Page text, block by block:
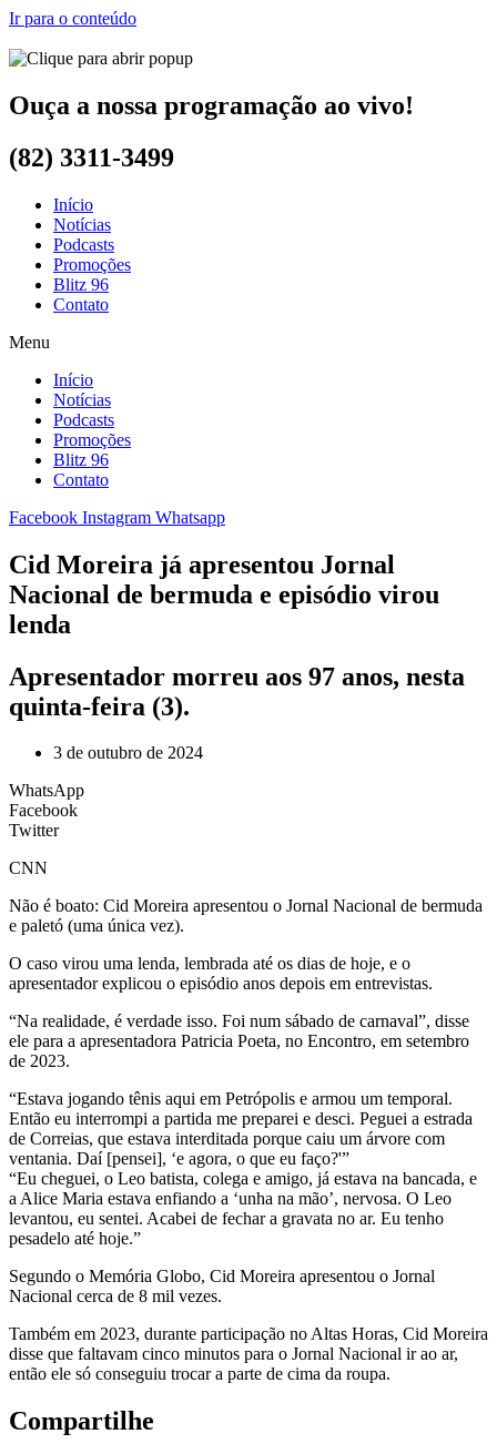
Ir para o conteúdo
Ouça a nossa programação ao vivo!
(82) 3311-3499
Início
Notícias
Podcasts
Promoções
Blitz 96
Contato
Menu
Início
Notícias
Podcasts
Promoções
Blitz 96
Contato
Facebook Instagram Whatsapp
Cid Moreira já apresentou Jornal
Nacional de bermuda e episódio virou
lenda
Apresentador morreu aos 97 anos, nesta
quinta-feira (3).
3 de outubro de 2024
WhatsApp
Facebook
Twitter
CNN
Não é boato: Cid Moreira apresentou o Jornal Nacional de bermuda
e paletó (uma única vez).
O caso virou uma lenda, lembrada até os dias de hoje, e o
apresentador explicou o episódio anos depois em entrevistas.
“Na realidade, é verdade isso. Foi num sábado de carnaval”, disse
ele para a apresentadora Patricia Poeta, no Encontro, em setembro
de 2023.
“Estava jogando tênis aqui em Petrópolis e armou um temporal.
Então eu interrompi a partida me preparei e desci. Peguei a estrada
de Correias, que estava interditada porque caiu um árvore com
ventania. Daí [pensei], ‘e agora, o que eu faço?'”
“Eu cheguei, o Leo batista, colega e amigo, já estava na bancada, e
a Alice Maria estava enfiando a ‘unha na mão’, nervosa. O Leo
levantou, eu sentei. Acabei de fechar a gravata no ar. Eu tenho
pesadelo até hoje.”
Segundo o Memória Globo, Cid Moreira apresentou o Jornal
Nacional cerca de 8 mil vezes.
Também em 2023, durante participação no Altas Horas, Cid Moreira
disse que faltavam cinco minutos para o Jornal Nacional ir ao ar,
então ele só conseguiu trocar a parte de cima da roupa.
Compartilhe